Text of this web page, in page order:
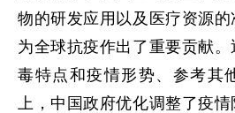
物的研发应用以及医疗资源的
为全球抗疫作出了重要贡献
毒特点和疫情形势、参考其
上，中国政府优化调整了疫